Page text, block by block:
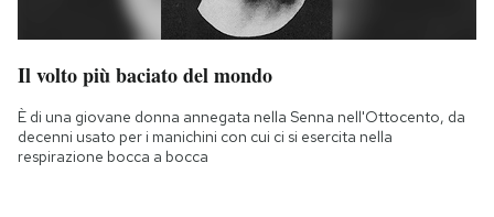
Il volto più baciato del mondo
È di una giovane donna annegata nella Senna nell'Ottocento, da
decenni usato per i manichini con cui ci si esercita nella
respirazione bocca a bocca